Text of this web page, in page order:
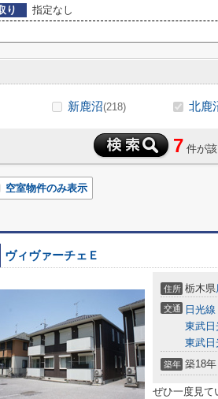
り
指定なし
新鹿沼(218) 北鹿
7 件が該
空室物件のみ表示
ヴィヴァーチェＥ
住所 栃木県
交通 日光線
東武日
東武日
築年 築18年
ぜひ一度見て